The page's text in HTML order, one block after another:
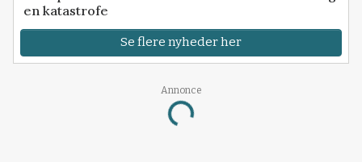
en katastrofe
Se flere nyheder her
Annonce
Loading...